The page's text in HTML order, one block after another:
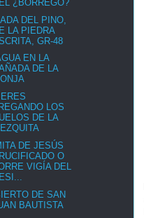
¿BORREGO?
DEL PINO,
LA PIEDRA
GR-48
EN LA
DE LA
LOS
DE LA
DE JESÚS
O
VIGÍA DEL
DE SAN
BAUTISTA